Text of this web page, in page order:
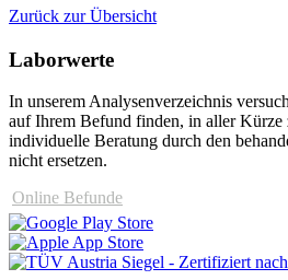
Zurück zur Übersicht
Laborwerte
In unserem Analysen­verzeichnis
auf Ihrem Befund finden, in aller Kürze
individuelle Beratung durch den
nicht ersetzen.
Online Befunde